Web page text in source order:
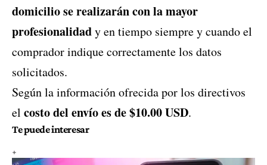
domicilio se realizarán con la mayor
profesionalidady en tiempo siempre y cuando el
comprador indique correctamente los datos
solicitados.
Según la información ofrecida por los directivos
el costo del envío es de $10.00 USD.
Te puede interesar